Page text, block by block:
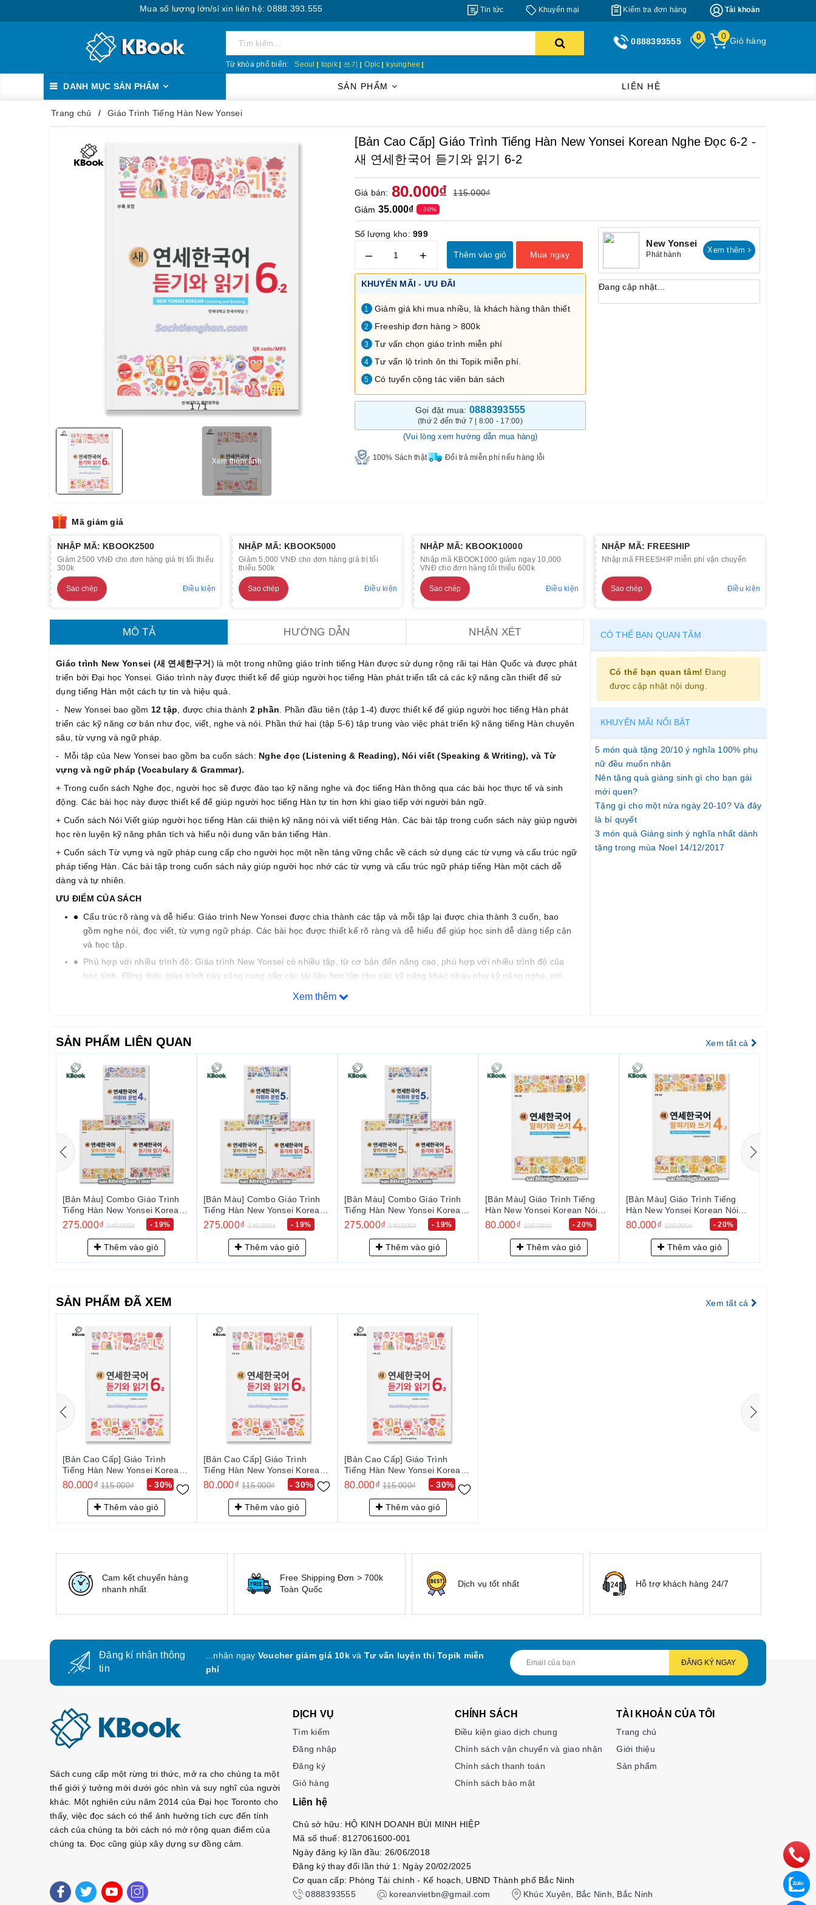
Mua số lượng lớn/sỉ xin liên hệ: 0888.393.555 Tài khoản
Kiểm tra đơn hàng
Khuyến mại
Tin tức
Từ khóa phổ biến: Seoul topik 쓰기 Opic kyunghee
Giỏ hàng
0
0
0888393555
DANH MỤC SẢN PHẨM SẢN PHẨM LIÊN HỆ
Trang chủ Giáo Trình Tiếng Hàn New Yonsei
1/1
Xem thêm ảnh
[Bản Cao Cấp] Giáo Trình Tiếng Hàn New Yonsei Korean Nghe Đọc 6-2 -
새 연세한국어 듣기와 읽기 6-2
Giá bán: 80.000₫
115.000₫
Giảm 35.000₫ - 30%
Số lượng kho:999
– + Thêm vào giỏ Mua ngay
KHUYẾN MÃI - ƯU ĐÃI
1 Giảm giá khi mua nhiều, là khách hàng thân thiết
2 Freeship đơn hàng > 800k
3 Tư vấn chọn giáo trình miễn phí
4 Tư vấn lộ trình ôn thi Topik miễn phí.
5 Có tuyển cộng tác viên bán sách
Gọi đặt mua: 0888393555
(thứ 2 đến thứ 7 | 8:00 - 17:00)
(Vui lòng xem hướng dẫn mua hàng)
100% Sách thật Đổi trả miễn phí nếu hàng lỗi
New Yonsei
Phát hành Xem thêm
Đang cập nhật...
Mã giảm giá
NHẬP MÃ: KBOOK2500
Giảm 2500 VNĐ cho đơn hàng giá trị tối thiểu
300k
Sao chép Điều kiện
NHẬP MÃ: KBOOK5000
Giảm 5,000 VNĐ cho đơn hàng giá trị tối
thiểu 500k
Sao chép Điều kiện
NHẬP MÃ: KBOOK10000
Nhập mã KBOOK1000 giảm ngay 10,000
VNĐ cho đơn hàng tối thiểu 600k
Sao chép Điều kiện
NHẬP MÃ: FREESHIP
Nhập mã FREESHIP miễn phí vận chuyển
Sao chép Điều kiện
MÔ TẢ HƯỚNG DẪN NHẬN XÉT
Giáo trình New Yonsei (새 연세한구거) là một trong những giáo trình tiếng Hàn được sử dụng rộng rãi tại Hàn Quốc và được phát
triển bởi Đại học Yonsei. Giáo trình này được thiết kế để giúp người học tiếng Hàn phát triển tất cả các kỹ năng cần thiết để sử
dụng tiếng Hàn một cách tự tin và hiệu quả.
- New Yonsei bao gồm 12 tập , được chia thành 2 phần . Phần đầu tiên (tập 1-4) được thiết kế để giúp người học tiếng Hàn phát
triển các kỹ năng cơ bản như đọc, viết, nghe và nói. Phần thứ hai (tập 5-6) tập trung vào việc phát triển kỹ năng tiếng Hàn chuyên
sâu, từ vựng và ngữ pháp.
- Mỗi tập của New Yonsei bao gồm ba cuốn sách: Nghe đọc (Listening & Reading), Nói viết (Speaking & Writing), và Từ
vựng và ngữ pháp (Vocabulary & Grammar).
+ Trong cuốn sách Nghe đọc, người học sẽ được đào tạo kỹ năng nghe và đọc tiếng Hàn thông qua các bài học thực tế và sinh
động. Các bài học này được thiết kế để giúp người học tiếng Hàn tự tin hơn khi giao tiếp với người bản ngữ.
+ Cuốn sách Nói Viết giúp người học tiếng Hàn cải thiện kỹ năng nói và viết tiếng Hàn. Các bài tập trong cuốn sách này giúp người
học rèn luyện kỹ năng phân tích và hiểu nội dung văn bản tiếng Hàn.
+ Cuốn sách Từ vựng và ngữ pháp cung cấp cho người học một nền tảng vững chắc về cách sử dụng các từ vựng và cấu trúc ngữ
pháp tiếng Hàn. Các bài tập trong cuốn sách này giúp người học nhớ các từ vựng và cấu trúc ngữ pháp tiếng Hàn một cách dễ
dàng và tự nhiên.
ƯU ĐIỂM CỦA SÁCH
Cấu trúc rõ ràng và dễ hiểu: Giáo trình New Yonsei được chia thành các tập và mỗi tập lại được chia thành 3 cuốn, bao
gồm nghe nói, đọc viết, từ vựng ngữ pháp. Các bài học được thiết kế rõ ràng và dễ hiểu để giúp học sinh dễ dàng tiếp cận
và học tập.
Phù hợp với nhiều trình độ: Giáo trình New Yonsei có nhiều tập, từ cơ bản đến nâng cao, phù hợp với nhiều trình độ của
học sinh. Đồng thời, giáo trình này cũng cung cấp các tài liệu học tập cho các kỹ năng khác nhau như kỹ năng nghe, nói,
dụng tiếng Hàn trong những tình huống khác nhau.
Xem thêm
CÓ THỂ BẠN QUAN TÂM
Có thể bạn quan tâm! Đang
được cập nhật nội dung.
KHUYẾN MÃI NỔI BẬT
5 món quà tặng 20/10 ý nghĩa 100% phụ
nữ đều muốn nhận
Nên tặng quà giáng sinh gì cho bạn gái
mới quen?
Tặng gì cho một nửa ngày 20-10? Và đây
là bí quyết
3 món quà Giáng sinh ý nghĩa nhất dành
tặng trong mùa Noel 14/12/2017
SẢN PHẨM LIÊN QUAN Xem tất cả
[Bản Màu] Combo Giáo Trình
Tiếng Hàn New Yonsei Korean
5-1 - 새 연세한국어 5-1
275.000₫ 340.000₫ - 19%
Thêm vào giỏ
[Bản Màu] Combo Giáo Trình
Tiếng Hàn New Yonsei Korean
5-2 - 새 연세한국어 5-2
275.000₫ 340.000₫ - 19%
Thêm vào giỏ
[Bản Màu] Giáo Trình Tiếng
Hàn New Yonsei Korean Nói
Viết 4-1 - 새 연세한국어 말하기
와 쓰기 4-1
80.000₫ 100.000₫ - 20%
Thêm vào giỏ
[Bản Màu] Giáo Trình Tiếng
Hàn New Yonsei Korean Nói
Viết 4-2 - 새 연세한국어 말하기
와 쓰기 4-2
80.000₫ 100.000₫ - 20%
Thêm vào giỏ
[Bản Màu] Giáo Trình Tiếng
Hàn New Yonsei Korean Nói
Viết 5-1 - 새 연세한국어 말하기
와 쓰기 5-1
80.000₫ 100.000₫ - 20%
Thêm vào giỏ
SẢN PHẨM ĐÃ XEM Xem tất cả
- 30%
[Bản Cao Cấp] Giáo Trình
Tiếng Hàn New Yonsei Korean
Nghe Đọc 6-2 - 새 연세한국어
듣기와 읽기 6-2
80.000₫ 115.000₫
Thêm vào giỏ
- 30%
[Bản Cao Cấp] Giáo Trình
Tiếng Hàn New Yonsei Korean
Nghe Đọc 6-2 - 새 연세한국어
듣기와 읽기 6-2
80.000₫ 115.000₫
Thêm vào giỏ
- 30%
[Bản Cao Cấp] Giáo Trình
Tiếng Hàn New Yonsei Korean
Nghe Đọc 6-2 - 새 연세한국어
듣기와 읽기 6-2
80.000₫ 115.000₫
Thêm vào giỏ
Cam kết chuyển hàng
nhanh nhất
Free Shipping Đơn > 700k
Toàn Quốc
Dịch vụ tốt nhất Hỗ trợ khách hàng 24/7
Đăng kí nhận thông
tin
...nhận ngay Voucher giảm giá 10kvà Tư vấn luyện thi Topik miễn
phí
ĐĂNG KÝ NGAY
Sách cung cấp một rừng tri thức, mở ra cho chúng ta một
thế giới ý tưởng mới dưới góc nhìn và suy nghĩ của người
khác. Một nghiên cứu năm 2014 của Đại học Toronto cho
thấy, việc đọc sách có thể ảnh hưởng tích cực đến tính
cách của chúng ta bởi cách nó mở rộng quan điểm của
chúng ta. Đọc cũng giúp xây dựng sự đồng cảm.
DỊCH VỤ
Tìm kiếm
Đăng nhập
Đăng ký
Giỏ hàng
CHÍNH SÁCH
Điều kiện giao dịch chung
Chính sách vận chuyển và giao nhận
Chính sách thanh toán
Chính sách bảo mật
TÀI KHOẢN CỦA TÔI
Trang chủ
Giới thiệu
Sản phẩm
Liên hệ
Chủ sở hữu: HỘ KINH DOANH BÙI MINH HIỆP
Mã số thuế: 8127061600-001
Ngày đăng ký lần đầu: 26/06/2018
Đăng ký thay đổi lần thứ 1: Ngày 20/02/2025
Cơ quan cấp: Phòng Tài chính - Kế hoạch, UBND Thành phố Bắc Ninh
0888393555
koreanvietbn@gmail.com Khúc Xuyên, Bắc Ninh, Bắc Ninh